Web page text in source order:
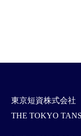
東京短資株式会社
THE TOKYO